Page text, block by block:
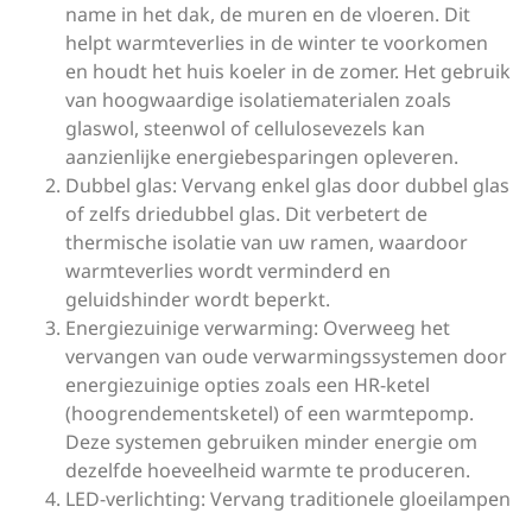
name in het dak, de muren en de vloeren. Dit
helpt warmteverlies in de winter te voorkomen
en houdt het huis koeler in de zomer. Het gebruik
van hoogwaardige isolatiematerialen zoals
glaswol, steenwol of cellulosevezels kan
aanzienlijke energiebesparingen opleveren.
Dubbel glas: Vervang enkel glas door dubbel glas
of zelfs driedubbel glas. Dit verbetert de
thermische isolatie van uw ramen, waardoor
warmteverlies wordt verminderd en
geluidshinder wordt beperkt.
Energiezuinige verwarming: Overweeg het
vervangen van oude verwarmingssystemen door
energiezuinige opties zoals een HR-ketel
(hoogrendementsketel) of een warmtepomp.
Deze systemen gebruiken minder energie om
dezelfde hoeveelheid warmte te produceren.
LED-verlichting: Vervang traditionele gloeilampen